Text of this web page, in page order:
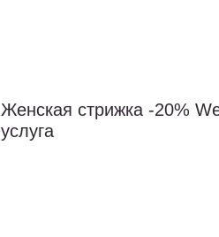
Женская стрижка -20%
услуга